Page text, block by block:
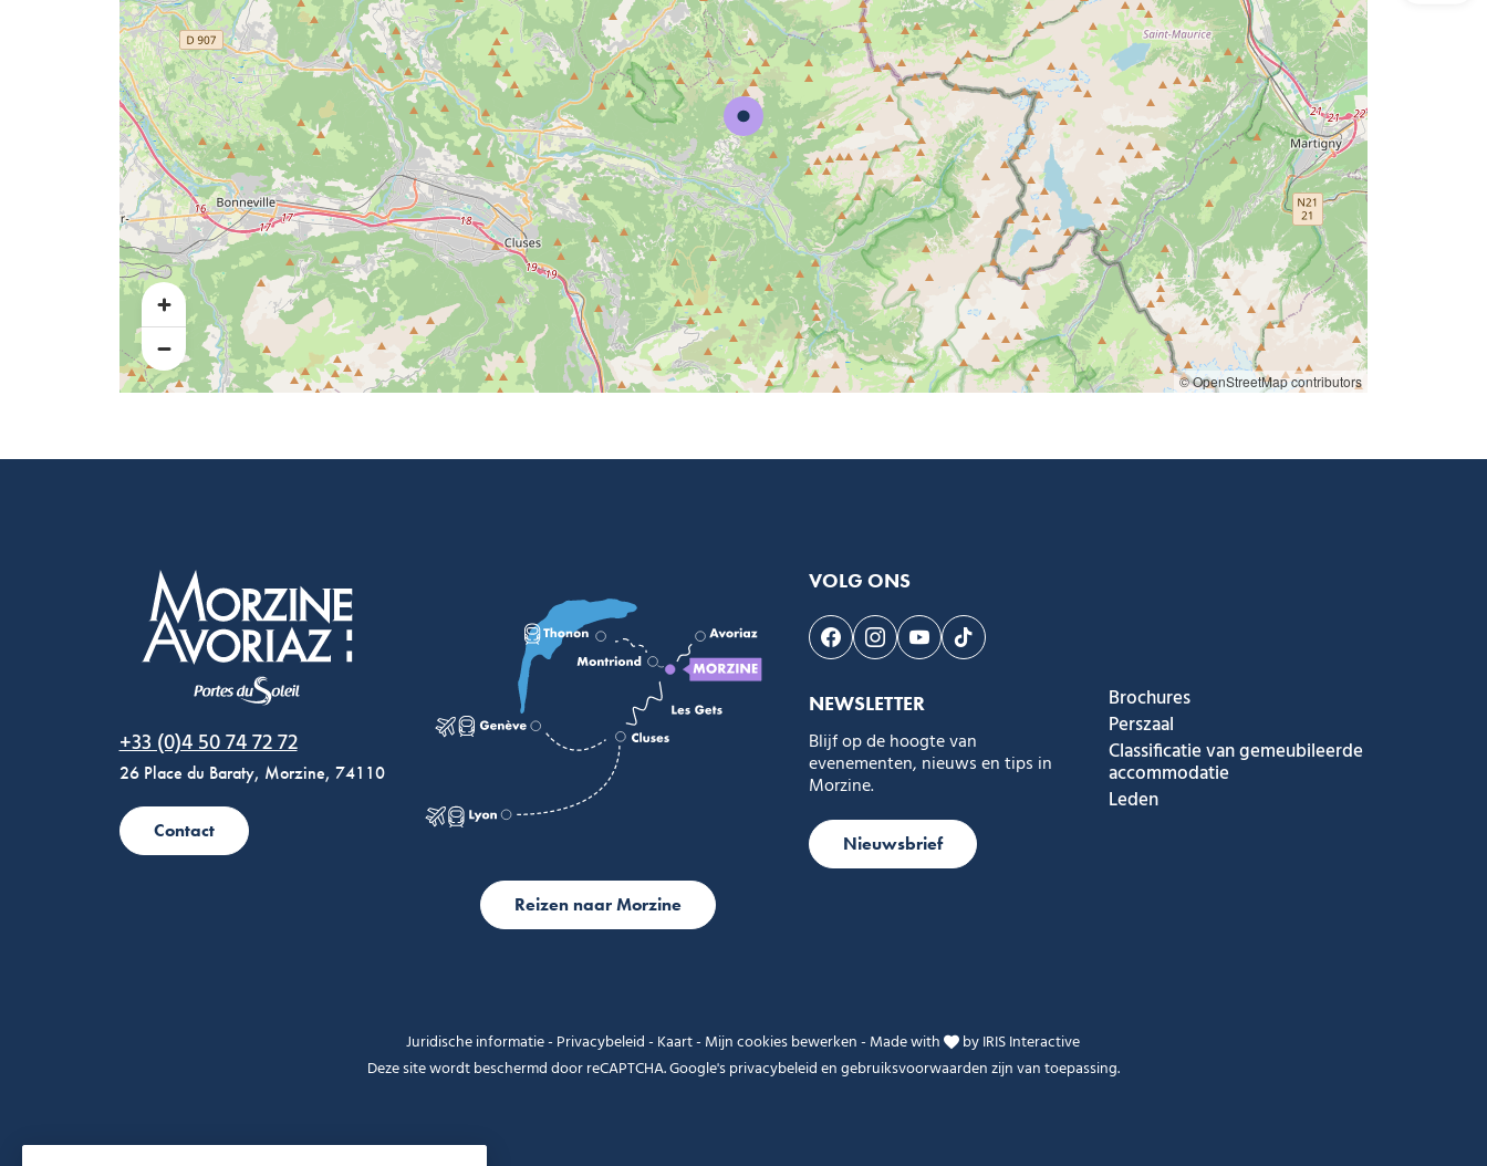
© OpenStreetMap contributors
+33 (0)4 50 74 72 72
26 Place du Baraty, Morzine, 74110
Contact
Reizen naar Morzine
VOLG ONS
Volg ons op Facebook
Volg ons op Instagram
Volg ons op Youtube
Volg ons op Tiktok
NEWSLETTER
Blijf op de hoogte van
evenementen, nieuws en tips in
Morzine.
Nieuwsbrief
Brochures
Perszaal
Classificatie van gemeubileerde
accommodatie
Leden
Juridische informatie- Privacybeleid- Kaart- Mijn cookies bewerken- Made with byIRIS Interactive
Deze site wordt beschermd door reCAPTCHA. Google'sprivacybeleidengebruiksvoorwaardenzijn van toepassing.